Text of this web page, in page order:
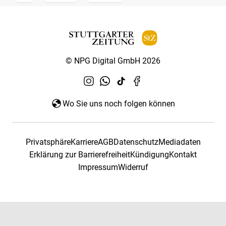
© NPG Digital GmbH 2026
Wo Sie uns noch folgen können
PrivatsphäreKarriereAGBDatenschutzMediadaten
Erklärung zur BarrierefreiheitKündigungKontakt
ImpressumWiderruf